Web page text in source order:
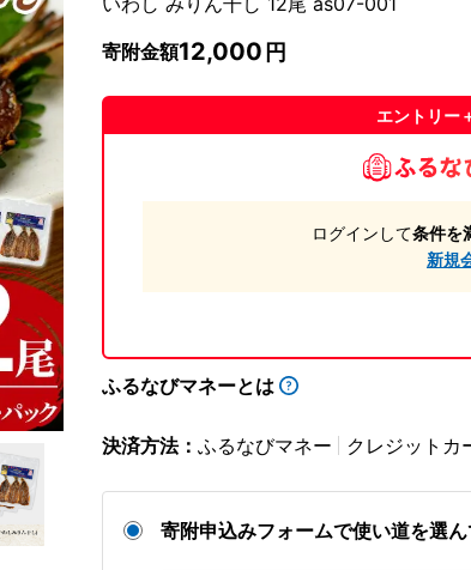
寄附金額12,000
エントリー
ログインして条件を
新規
ふるなびマネーとは
決済方法： ふるなびマネー クレジットカ
寄附申込みフォームで使い道を選